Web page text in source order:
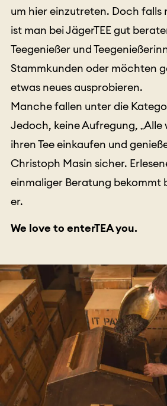
um hier einzutreten. Doch falls
ist man bei JägerTEE gut
Teegenießer und
Stammkunden oder möchten
etwas neues ausprobieren.
Manche fallen unter die
Jedoch, keine Aufregung, „Alle
ihren Tee einkaufen und
Christoph Masin sicher.
einmaliger Beratung bekommt
er.
We love to enterTEA you.